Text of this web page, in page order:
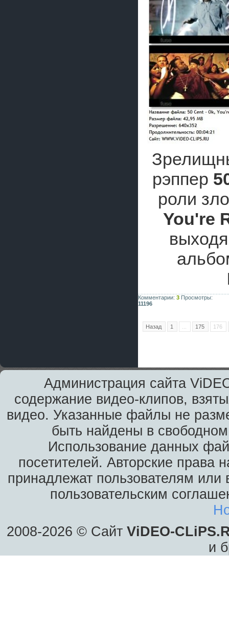
рэппер
роли
You're
Комментарии: 3 Просмотры:
11196
Назад 1 175 176
Администрация сайта
содержание видео-клипов,
видео. Указанные файлы не
быть найдены в
Использование данных
посетителей. Авторские права
принадлежат пользователям или
пользовательским
2008-2026 © Сайт ViDEO-
и